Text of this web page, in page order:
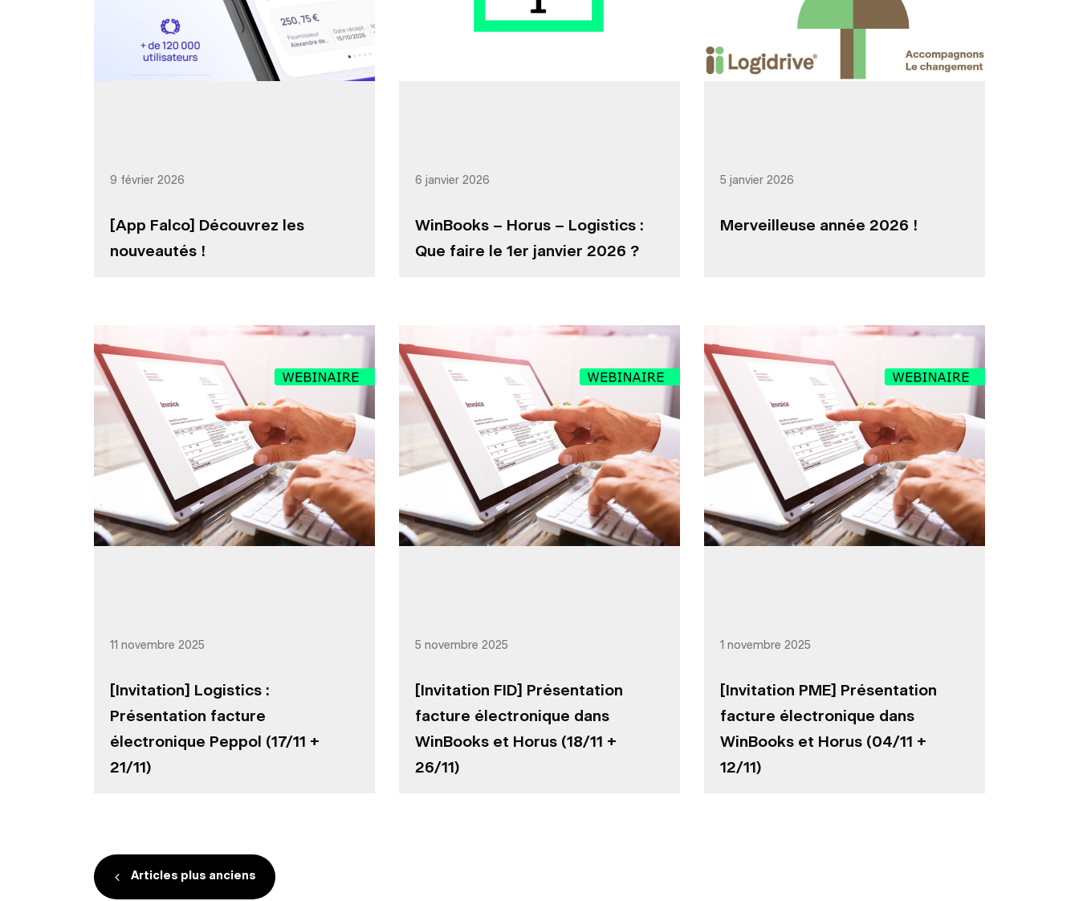
[App Falco] Découvrez les
nouveautés !
9 février 2026
WinBooks – Horus – Logistics :
Que faire le 1er janvier 2026 ?
6 janvier 2026
Merveilleuse année 2026 !
5 janvier 2026
[Invitation] Logistics :
Présentation facture
électronique Peppol (17/11 +
21/11)
11 novembre 2025
[Invitation FID] Présentation
facture électronique dans
WinBooks et Horus (18/11 +
26/11)
5 novembre 2025
[Invitation PME] Présentation
facture électronique dans
WinBooks et Horus (04/11 +
12/11)
1 novembre 2025
Navigation des articles
Articles plus anciens